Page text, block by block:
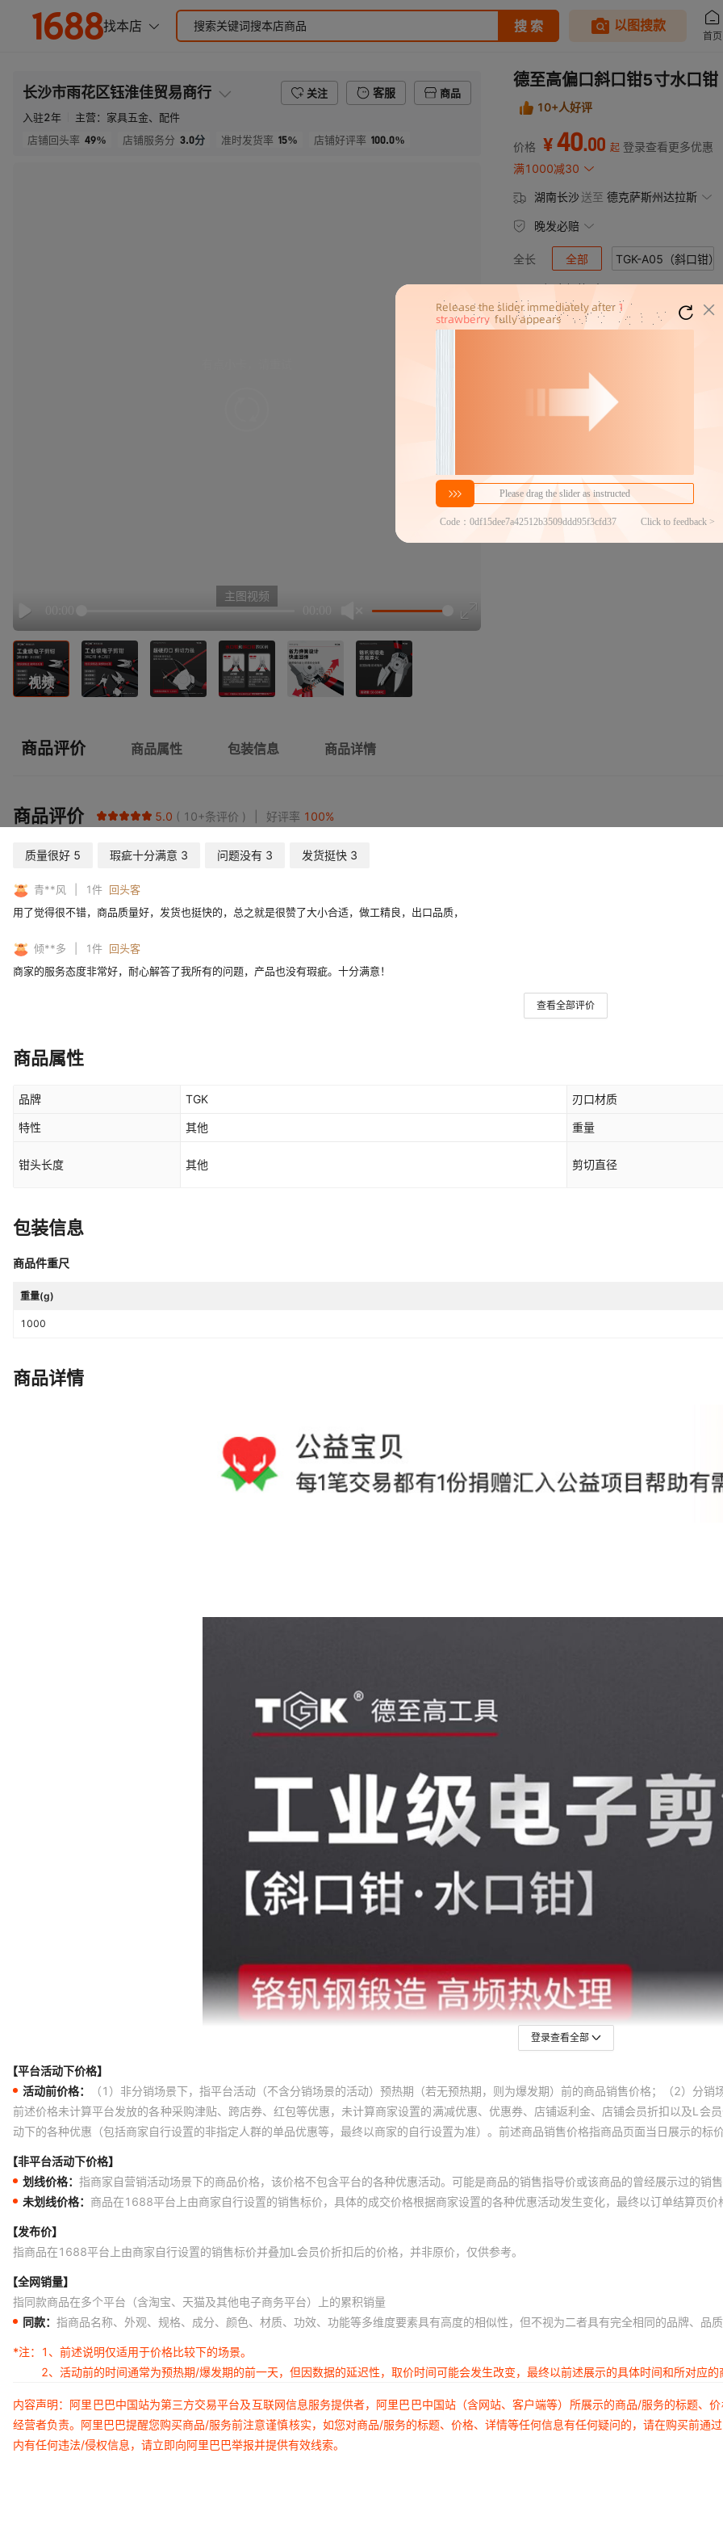
长沙市雨花区钰淮佳贸易商行 关注 客服
商品
入驻2年 主营： 家具五金、配件
店铺回头率 49% 店铺服务分 3.0分 准时发货率 15% 店铺好评率 100.0%
Play
主图视频
视频
德至高偏口斜口钳5寸水口
10+人好评
价格 ¥40.00 起 登录查看更多优惠
满1000减30
湖南长沙送至 德克萨斯州达拉斯
晚发必赔
全长 全部 TGK-A05（斜口钳）
匹配到4个规格型号
产品规格
TGK-A725（水口
钳）
TGK-A736（斜口
商品评价 商品属性 包装信息 商品详情
商品评价 5.0 10+条评价 好评率 100%
质量很好 5 瑕疵十分满意 3 问题没有 3 发货挺快 3
青**风 1件 回头客
用了觉得很不错，商品质量好，发货也挺快的，总之就是很赞了大小合适，做工精良，出口品质，
倾**多 1件 回头客
商家的服务态度非常好，耐心解答了我所有的问题，产品也没有瑕疵。十分满意！
查看全部评价
商品属性
品牌 TGK 刃口材质
特性 其他 重量
钳头长度 其他 剪切直径
包装信息
商品件重尺
重量(g)
1000
商品详情
登录查看全部
【平台活动下价格】
活动前价格：
（1）非分销场景下，指平台活动（不含分销场景的活动）预热期（若无预热期，则为爆发期）前的商品销售价格；（2）分
前述价格未计算平台发放的各种采购津贴、跨店券、红包等优惠，未计算商家设置的满减优惠、优惠券、店铺返利金、店铺会员折扣以及L会
动下的各种优惠（包括商家自行设置的非指定人群的单品优惠等，最终以商家的自行设置为准）。前述商品销售价格指商品页面当日展示的
【非平台活动下价格】
划线价格： 指商家自营销活动场景下的商品价格，该价格不包含平台的各种优惠活动。可能是商品的销售指导价或该商品的曾经展示过的销
未划线价格： 商品在1688平台上由商家自行设置的销售标价，具体的成交价格根据商家设置的各种优惠活动发生变化，最终以订单结算页价
【发布价】
指商品在1688平台上由商家自行设置的销售标价并叠加L会员价折扣后的价格，并非原价，仅供参考。
【全网销量】
指同款商品在多个平台（含淘宝、天猫及其他电子商务平台）上的累积销量
同款： 指商品名称、外观、规格、成分、颜色、材质、功效、功能等多维度要素具有高度的相似性，但不视为二者具有完全相同的品牌、品
*注：
1、前述说明仅适用于价格比较下的场景。
2、活动前的时间通常为预热期/爆发期的前一天，但因数据的延迟性，取价时间可能会发生改变，最终以前述展示的具体时间和所对应的
内容声明：阿里巴巴中国站为第三方交易平台及互联网信息服务提供者，阿里巴巴中国站（含网站、客户端等）所展示的商品/服务的标题、
经营者负责。阿里巴巴提醒您购买商品/服务前注意谨慎核实，如您对商品/服务的标题、价格、详情等任何信息有任何疑问的，请在购买前通
内有任何违法/侵权信息，请立即向阿里巴巴举报并提供有效线索。